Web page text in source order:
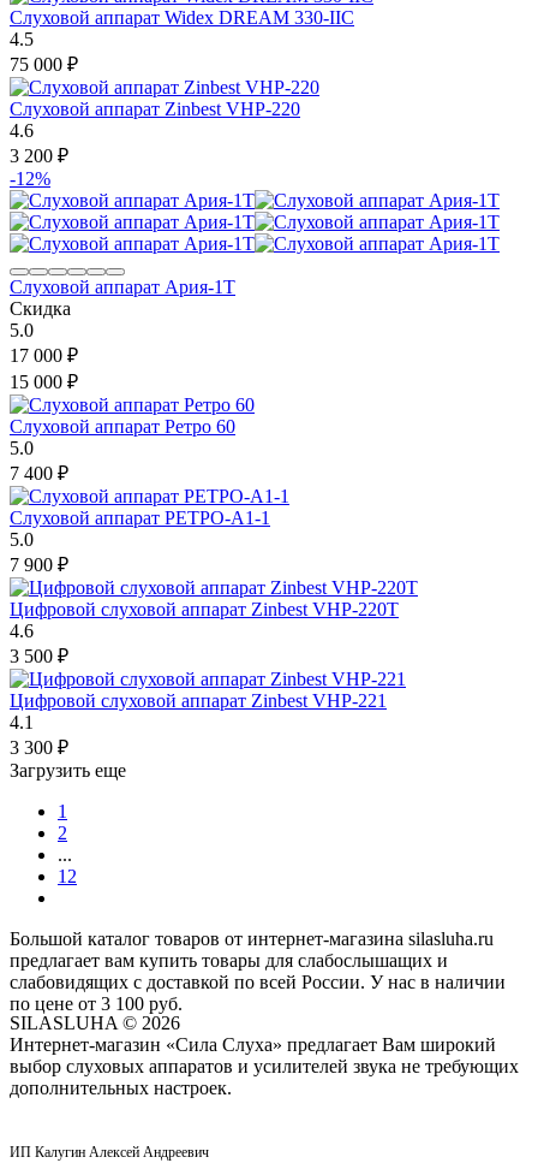
Слуховой аппарат Widex DREAM 330-IIC
4.5
75 000 ₽
Слуховой аппарат Zinbest VHP-220
4.6
3 200 ₽
-12%
Слуховой аппарат Ария-1Т
Скидка
5.0
17 000 ₽
15 000 ₽
Слуховой аппарат Ретро 60
5.0
7 400 ₽
Слуховой аппарат РЕТРО-А1-1
5.0
7 900 ₽
Цифровой слуховой аппарат Zinbest VHP-220T
4.6
3 500 ₽
Цифровой слуховой аппарат Zinbest VHP-221
4.1
3 300 ₽
Загрузить еще
1
2
...
12
Большой каталог товаров от интернет-магазина silasluha.ru
предлагает вам купить товары для слабослышащих и
слабовидящих с доставкой по всей России. У нас в наличии
по цене от 3 100 руб.
SILASLUHA © 2026
Интернет-магазин «Сила Слуха» предлагает Вам широкий
выбор слуховых аппаратов и усилителей звука не требующих
дополнительных настроек.
ИП Калугин Алексей Андреевич